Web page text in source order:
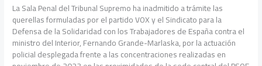
La Sala Penal del Tribunal Supremo ha inadmitido a trámite las
querellas formuladas por el partido VOX y el Sindicato para la
Defensa de la Solidaridad con los Trabajadores de España contra el
ministro del Interior, Fernando Grande-Marlaska, por la actuación
policial desplegada frente a las concentraciones realizadas en